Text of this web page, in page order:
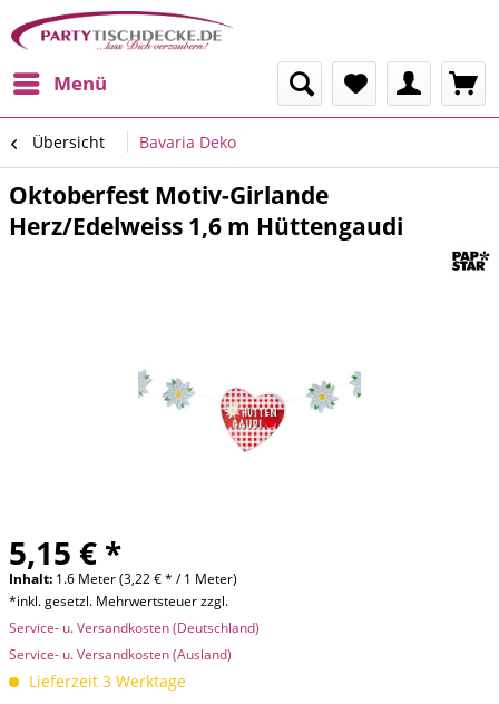
Menü
Übersicht Bavaria Deko
Oktoberfest Motiv-Girlande
Herz/Edelweiss 1,6 m Hüttengaudi
5,15 € *
Inhalt: 1.6 Meter (3,22 € * / 1 Meter)
*inkl. gesetzl. Mehrwertsteuer zzgl.
Service- u. Versandkosten (Deutschland)
Service- u. Versandkosten (Ausland)
Lieferzeit 3 Werktage